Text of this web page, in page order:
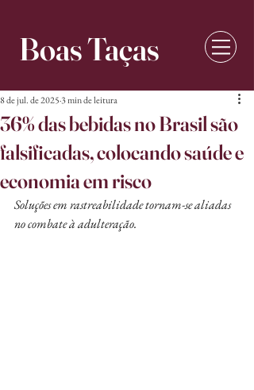
Boas Taças
36% das bebidas no Brasil são
falsificadas, colocando saúde e
economia em risco
8 de jul. de 20253 min de leitura
Soluções em rastreabilidade tornam-se aliadas
no combate à adulteração.